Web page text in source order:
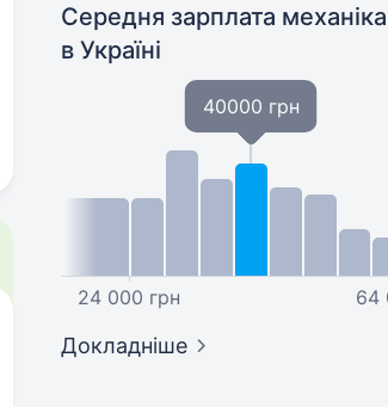
Середня зарплата механіка
в Україні
24 000 грн
40000 грн
64
Докладніше